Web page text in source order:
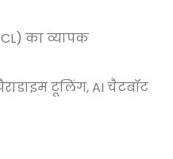
का व्यापक
टूलिंग, AI चैटबॉट